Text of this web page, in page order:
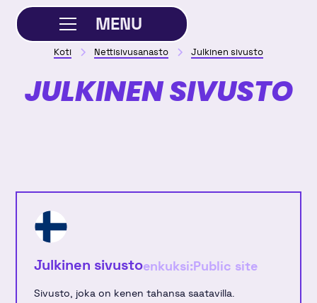
MENU
SULJE
Koti Nettisivusanasto Julkinen sivusto
JULKINEN SIVUSTO
Julkinen sivustoenkuksi:Public site
Sivusto, joka on kenen tahansa saatavilla.